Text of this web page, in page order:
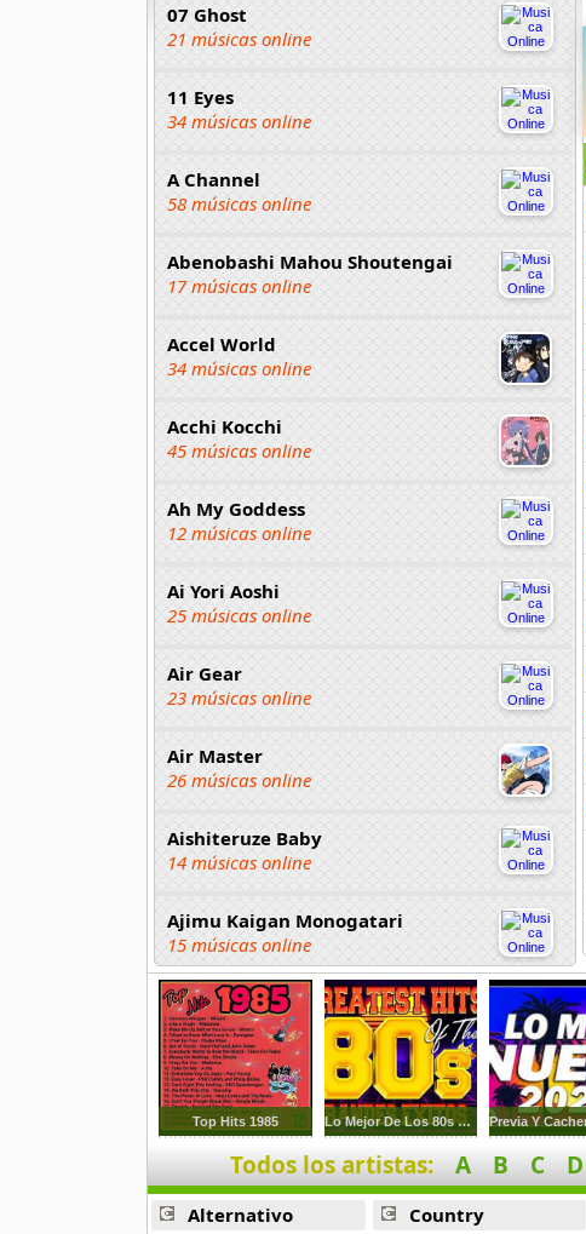
07 Ghost
21 músicas online
11 Eyes
34 músicas online
A Channel
58 músicas online
Abenobashi Mahou Shoutengai
17 músicas online
Accel World
34 músicas online
Acchi Kocchi
45 músicas online
Ah My Goddess
12 músicas online
Ai Yori Aoshi
25 músicas online
Air Gear
23 músicas online
Air Master
26 músicas online
Aishiteruze Baby
14 músicas online
Ajimu Kaigan Monogatari
15 músicas online
Akahori Gedou Hour Rabuge
29 músicas online
Akane Iro Ni Samoru Saka
26 músicas online
Akb0048
6 músicas online
Top Hits 1985 Lo Mejor De Los 80s Y 90s En Ingles
Todos los artistas: A B C D
Alternativo
Country